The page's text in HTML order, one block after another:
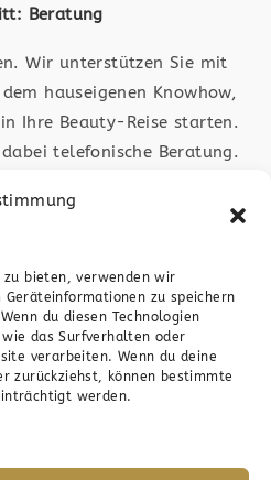
bieten, verwenden wir
Geräteinformationen zu speichern
du diesen Technologien
das Surfverhalten oder
verarbeiten. Wenn du deine
zurückziehst, können bestimmte
werden.
Beratung
Wir unterstützen Sie mit
hauseigenen Knowhow,
Ihre Beauty-Reise starten.
telefonische Beratung.
Sie vorbei
Anfrage
Schritt wagen? Dann folgt